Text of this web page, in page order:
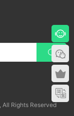
Rights Reserved